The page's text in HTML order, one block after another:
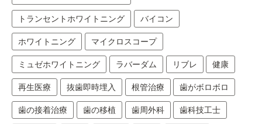
トランセントホワイトニング バイコン
ホワイトニング マイクロスコープ
ミュゼホワイトニング ラバーダム リブレ 健康
再生医療 抜歯即時埋入 根管治療 歯がボロボロ
歯の接着治療 歯の移植 歯周外科 歯科技工士